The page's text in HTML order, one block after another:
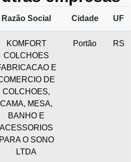
Razão Social Cidade UF
KOMFORT
COLCHOES
E
DE
COLCHOES,
CAMA, MESA,
BANHO E
ACESSORIOS
PARA O SONO
LTDA
Portão RS